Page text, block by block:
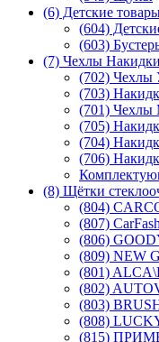
(6) Детские
(604)
(603)
(7) Чехлы Накидки
(702) Чехлы
(703)
(701) Чехлы
(705)
(704)
(706)
(8) Щётки
(804)
(807)
(806)
(809) NEW
(801)
(802)
(803)
(808)
(815)